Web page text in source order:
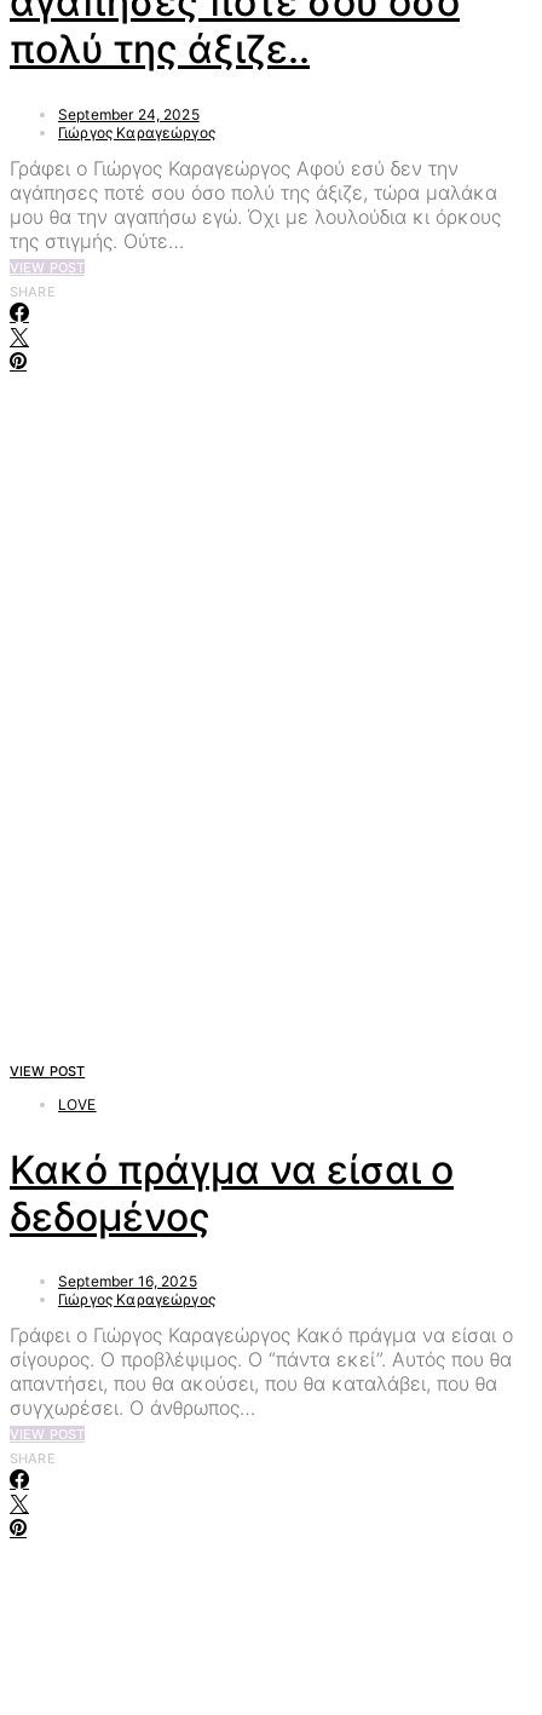
πολύ της άξιζε..
September 24, 2025
Γιώργος Καραγεώργος
Γράφει ο Γιώργος Καραγεώργος Αφού εσύ δεν την
αγάπησες ποτέ σου όσο πολύ της άξιζε, τώρα μαλάκα
μου θα την αγαπήσω εγώ. Όχι με λουλούδια κι όρκους
της στιγμής. Ούτε…
VIEW POST
SHARE
VIEW POST
LOVE
Κακό πράγμα να είσαι ο
δεδομένος
September 16, 2025
Γιώργος Καραγεώργος
Γράφει ο Γιώργος Καραγεώργος Κακό πράγμα να είσαι ο
σίγουρος. Ο προβλέψιμος. Ο “πάντα εκεί”. Αυτός που θα
απαντήσει, που θα ακούσει, που θα καταλάβει, που θα
συγχωρέσει. Ο άνθρωπος…
VIEW POST
SHARE